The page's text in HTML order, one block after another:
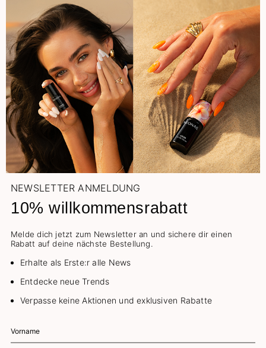
NEWSLETTER ANMELDUNG
10% willkommensrabatt
Melde dich jetzt zum Newsletter an und sichere dir einen
Rabatt auf deine nächste Bestellung.
Erhalte als Erste:r alle News
Entdecke neue Trends
Verpasse keine Aktionen und exklusiven Rabatte